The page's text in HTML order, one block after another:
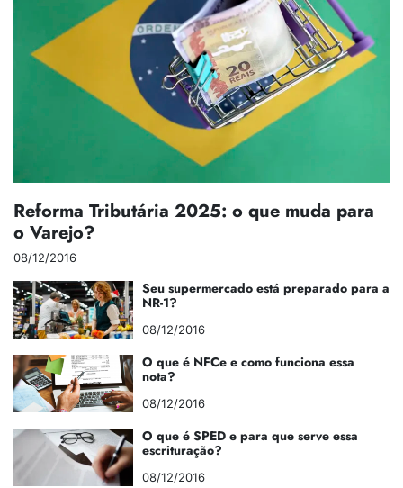
Reforma Tributária 2025: o que muda para
o Varejo?
08/12/2016
Seu supermercado está preparado para a
NR-1?
08/12/2016
O que é NFCe e como funciona essa
nota?
08/12/2016
O que é SPED e para que serve essa
escrituração?
08/12/2016